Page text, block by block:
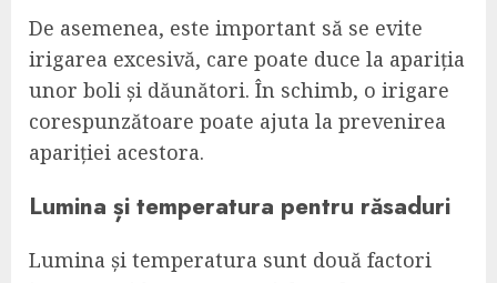
De asemenea, este important să se evite
irigarea excesivă, care poate duce la apariția
unor boli și dăunători. În schimb, o irigare
corespunzătoare poate ajuta la prevenirea
apariției acestora.
Lumina și temperatura pentru răsaduri
Lumina și temperatura sunt două factori